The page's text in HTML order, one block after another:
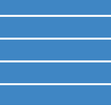
ライブ スタンダードタイ